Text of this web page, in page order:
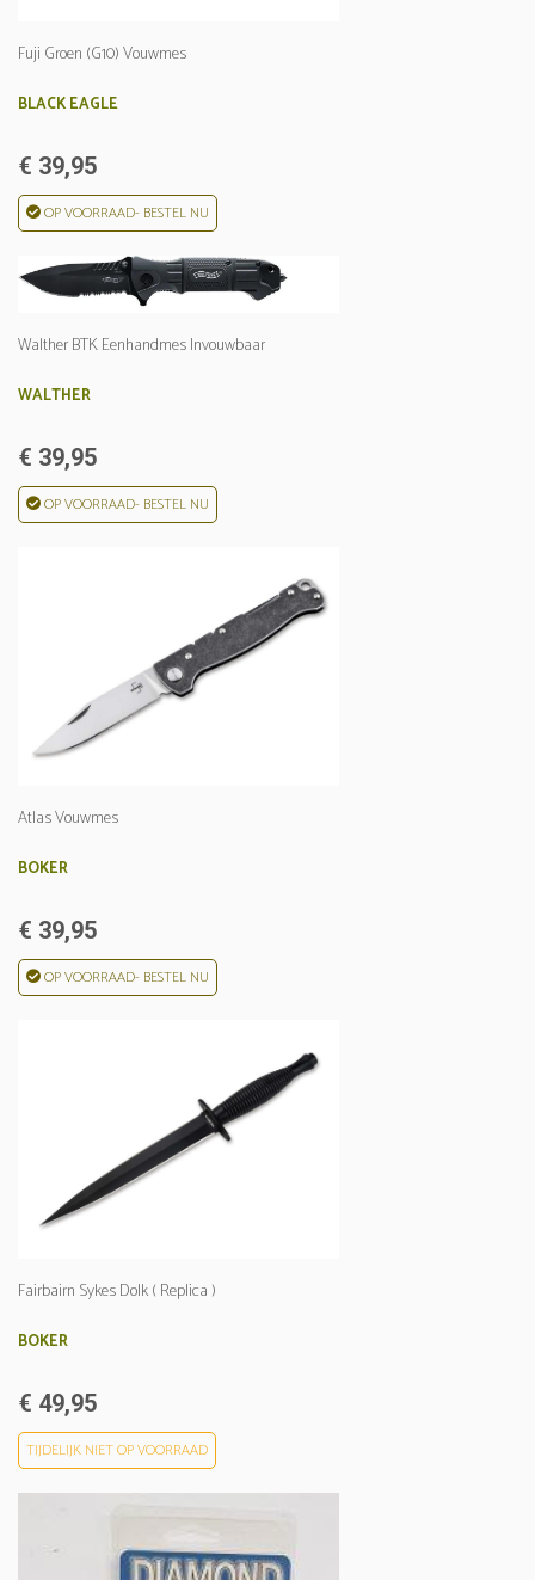
Fuji Groen (G10) Vouwmes
BLACK EAGLE
€ 39,95
OP VOORRAAD- BESTEL NU
Walther BTK Eenhandmes Invouwbaar
WALTHER
€ 39,95
OP VOORRAAD- BESTEL NU
Atlas Vouwmes
BOKER
€ 39,95
OP VOORRAAD- BESTEL NU
Fairbairn Sykes Dolk ( Replica )
BOKER
€ 49,95
TIJDELIJK NIET OP VOORRAAD